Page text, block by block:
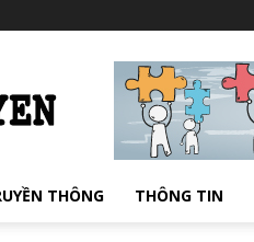
THÔNG THÔNG TIN